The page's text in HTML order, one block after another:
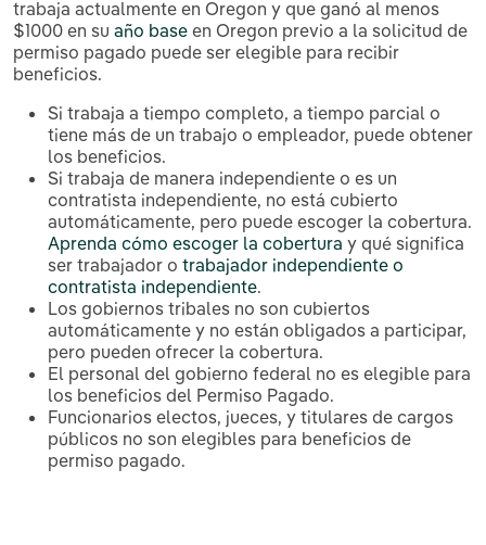
trabaja actualmente en Oregon y que ganó al menos
$1000 en su año base en Oregon previo a la solicitud de
permiso pagado puede ser elegible para recibir
beneficios.
Si trabaja a tiempo completo, a tiempo parcial o
tiene más de un trabajo o empleador, puede obtener
los beneficios.
Si trabaja de manera independiente o es un
contratista independiente, no está cubierto
automáticamente, pero puede escoger la cobertura.
Aprenda cómo escoger la cobertura y qué significa
ser trabajador o trabajador independiente o
contratista independiente.
Los gobiernos tribales no son cubiertos
automáticamente y no están obligados a participar,
pero pueden ofrecer la cobertura.
El personal del gobierno federal no es elegible para
los beneficios del Permiso Pagado.
Funcionarios electos, jueces, y titulares de cargos
públicos no son elegibles para beneficios de
permiso pagado.